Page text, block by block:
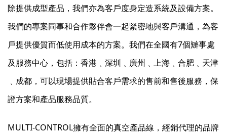
除提供成型產品，我們亦為客戶度身定造系統及設備方案。
我們的專案同事和合作夥伴會一起緊密地與客戶溝通，為客
戶提供優質而低使用成本的方案。我們在全國有7個辧事處
及服務中心，包括：香港﹑深圳﹑廣州﹑上海﹑合肥﹑天津
﹑成都，可以現場提供貼合客戶需求的售前和售後服務，保
證方案和產品服務品質。
MULTI-CONTROL擁有全面的真空產品線，經銷代理的品牌